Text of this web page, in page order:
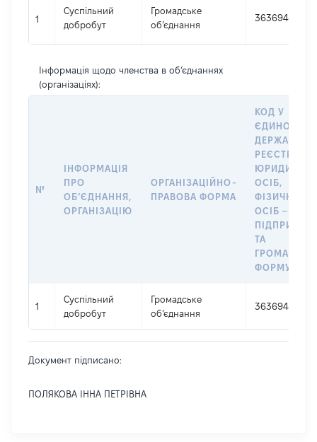
1
Суспільний
добробут
Громадське
об’єднання
36369481
Інформація щодо членства в об’єднаннях
(організаціях):
№
ІНФОРМАЦІЯ
ПРО
ОБʼЄДНАННЯ,
ОРГАНІЗАЦІЮ
ОРГАНІЗАЦІЙНО-
ПРАВОВА ФОРМА
КОД У
ЄДИНОМУ
РЕЄСТРІ
ОСІБ,
ФІЗИЧНИХ
ОСІБ –
ТА
1
Суспільний
добробут
Громадське
об’єднання
36369481
Документ підписано:
ПОЛЯКОВА ІННА ПЕТРІВНА